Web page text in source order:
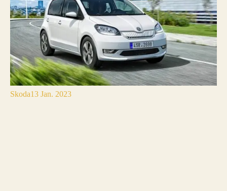
Skoda13 Jan. 2023